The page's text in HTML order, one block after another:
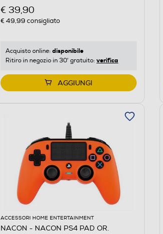
€ 39,90
€ 49,99 consigliato
Acquisto online: disponibile
Ritiro in negozio in 30' gratuito: verifica
AGGIUNGI
ACCESSORI HOME ENTERTAINMENT
NACON - NACON PS4 PAD OR.